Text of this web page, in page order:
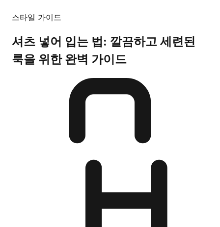
스타일 가이드
셔츠 넣어 입는 법: 깔끔하고 세련된
룩을 위한 완벽 가이드